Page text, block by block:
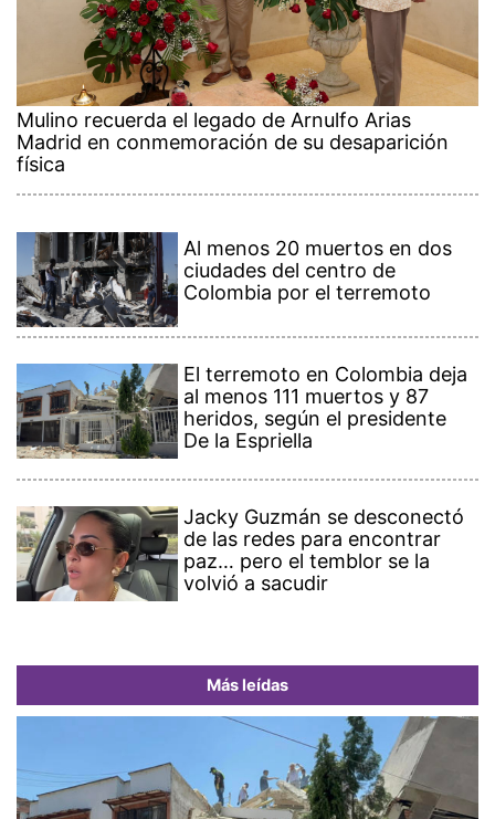
Mulino recuerda el legado de Arnulfo Arias
Madrid en conmemoración de su desaparición
física
Al menos 20 muertos en dos
ciudades del centro de
Colombia por el terremoto
El terremoto en Colombia deja
al menos 111 muertos y 87
heridos, según el presidente
De la Espriella
Jacky Guzmán se desconectó
de las redes para encontrar
paz… pero el temblor se la
volvió a sacudir
Más leídas